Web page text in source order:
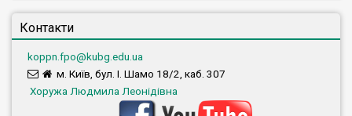
Контакти
koppn.fpo@kubg.edu.ua
м. Київ, бул. І. Шамо 18/2, каб. 307
Хоружа Людмила Леонідівна